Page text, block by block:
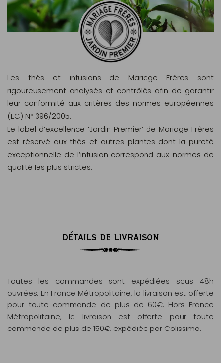
Les thés et infusions de Mariage Frères sont
rigoureusement analysés et contrôlés afin de garantir
leur conformité aux critères des normes européennes
(EC) N° 396/2005.
Le label d’excellence ‘Jardin Premier’ de Mariage Frères
est réservé aux thés et autres plantes dont la pureté
exceptionnelle de l’infusion correspond aux normes de
qualité les plus strictes.
DÉTAILS DE LIVRAISON
Toutes les commandes sont expédiées sous 48h
ouvrées. En France Métropolitaine, la livraison est offerte
pour toute commande de plus de 60€. Hors France
Métropolitaine, la livraison est offerte pour toute
commande de plus de 150€, expédiée par Colissimo.